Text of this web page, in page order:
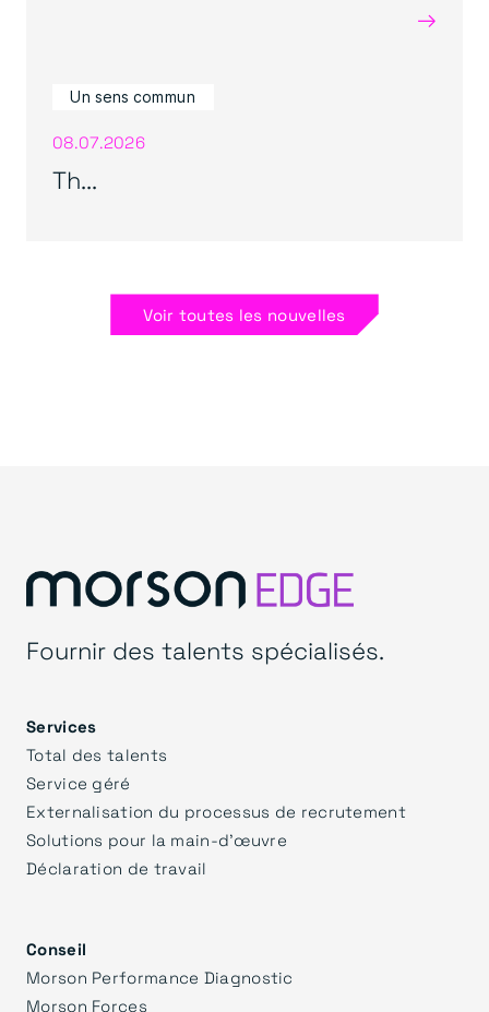
→
Un sens commun
08.07.2026
Th...
Voir toutes les nouvelles
Fournir des talents spécialisés.
Services
Total des talents
Service géré
Externalisation du processus de recrutement
Solutions pour la main-d'œuvre
Déclaration de travail
Conseil
Morson Performance Diagnostic
Morson Forces